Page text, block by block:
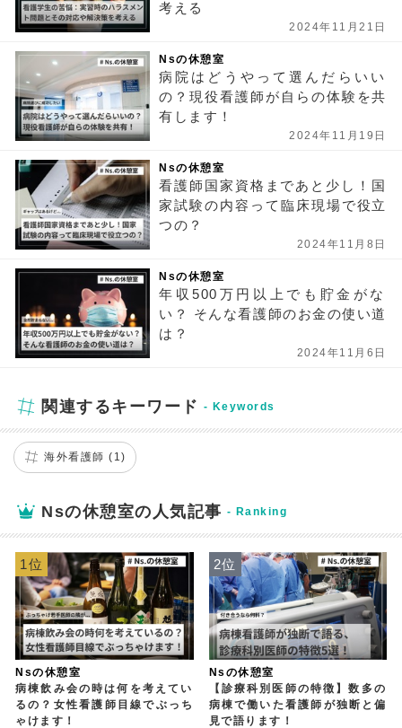
考える
2024年11月21日
Nsの休憩室
病院はどうやって選んだらいい
の？現役看護師が自らの体験を共
有します！
2024年11月19日
Nsの休憩室
看護師国家資格まであと少し！国
家試験の内容って臨床現場で役立
つの？
2024年11月8日
Nsの休憩室
年収500万円以上でも貯金がな
い？ そんな看護師のお金の使い道
は？
2024年11月6日
関連するキーワード
海外看護師 (1)
Nsの休憩室の人気記事
Nsの休憩室
病棟飲み会の時は何を考えてい
るの？女性看護師目線でぶっち
ゃけます！
1位
Nsの休憩室
【診療科別医師の特徴】数多の
病棟で働いた看護師が独断と偏
見で語ります！
2位